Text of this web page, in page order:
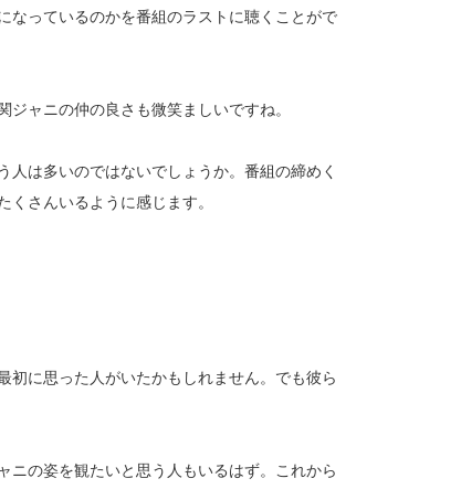
なっているのかを番組のラストに聴くことがで
ャニの仲の良さも微笑ましいですね。
は多いのではないでしょうか。番組の締めく
くさんいるように感じます。
初に思った人がいたかもしれません。でも彼ら
ニの姿を観たいと思う人もいるはず。これから